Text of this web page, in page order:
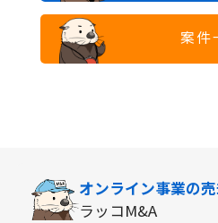
案件
オンライン事業の
ラッコM&A